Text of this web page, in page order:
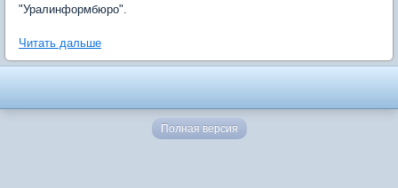
"Уралинформбюро".
Читать дальше
Полная версия